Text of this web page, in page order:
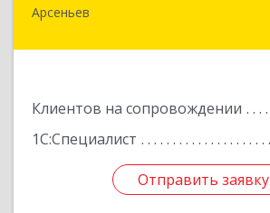
Арсеньев
Клиентов на сопровождении
1С:Специалист
Отправить заявку
Отправить заявку